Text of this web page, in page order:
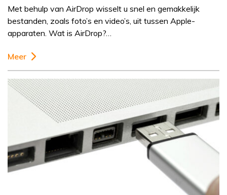
Met behulp van AirDrop wisselt u snel en gemakkelijk
bestanden, zoals foto’s en video’s, uit tussen Apple-
apparaten. Wat is AirDrop?…
Meer